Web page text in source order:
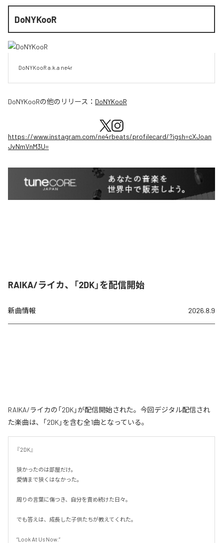
DoNYKooR
DoNYKooR a.k.a ne4r
DoNYKooRの他のリリース： DoNYKooR
https://www.instagram.com/ne4rbeats/profilecard/?igsh=cXJoan
JvNmVnM3U=
RAIKA/ライカ、「2DK」を配信開始
新曲情報 2026.8.9
RAIKA/ライカの「2DK」が配信開始された。今回デジタル配信され
た楽曲は、「2DK」を含む全1曲となっている。
『2DK』
狭かったのは部屋だけ。
愛情まで狭くはなかった。
周りの言葉に傷つき、自分を責め続けた日々。
でも答えは、成長した子供たちが教えてくれた。
“Look At Us Now.”